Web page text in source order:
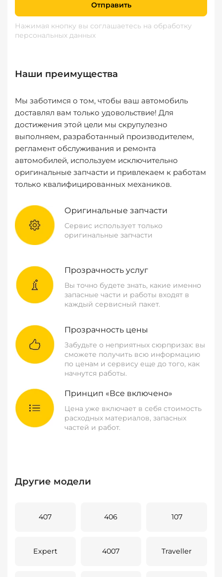
Отправить
Нажимая кнопку вы соглашаетесь на обработку
персональных данных
Наши преимущества
Мы заботимся о том, чтобы ваш автомобиль
доставлял вам только удовольствие! Для
достижения этой цели мы скрупулезно
выполняем, разработанный производителем,
регламент обслуживания и ремонта
автомобилей, используем исключительно
оригинальные запчасти и привлекаем к работам
только квалифицированных механиков.
Оригинальные запчасти
Сервис использует только
оригинальные запчасти
Прозрачность услуг
Вы точно будете знать, какие именно
запасные части и работы входят в
каждый сервисный пакет.
Прозрачность цены
Забудьте о неприятных сюрпризах: вы
сможете получить всю информацию
по ценам и сервису еще до того, как
начнутся работы.
Принцип «Все включено»
Цена уже включает в себя стоимость
расходных материалов, запасных
частей и работ.
Другие модели
407 406 107
Expert 4007 Traveller